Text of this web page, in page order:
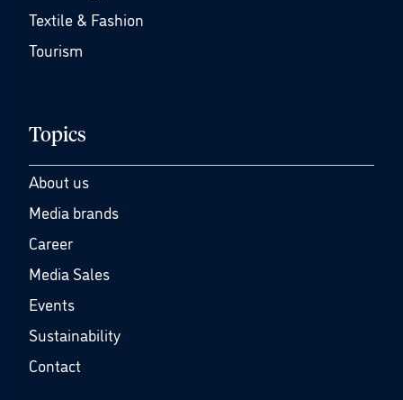
Textile & Fashion
Tourism
Topics
About us
Media brands
Career
Media Sales
Events
Sustainability
Contact